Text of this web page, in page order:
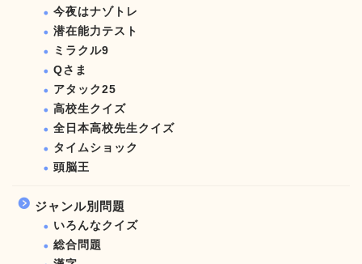
今夜はナゾトレ
潜在能力テスト
ミラクル9
Qさま
アタック25
高校生クイズ
全日本高校先生クイズ
タイムショック
頭脳王
ジャンル別問題
いろんなクイズ
総合問題